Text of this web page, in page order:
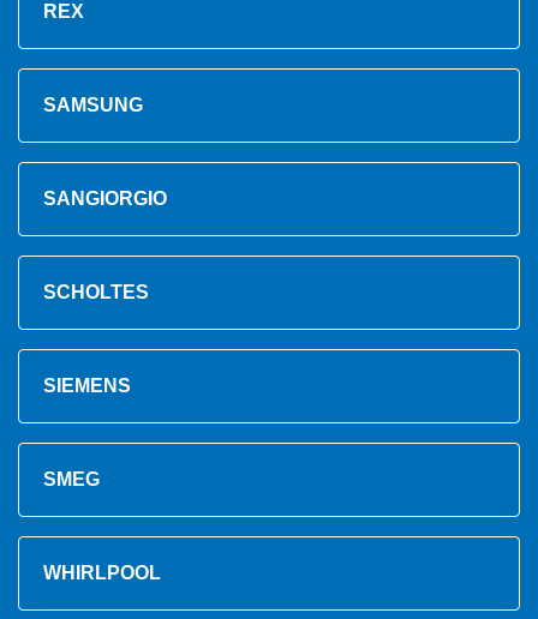
REX
SAMSUNG
SANGIORGIO
SCHOLTES
SIEMENS
SMEG
WHIRLPOOL